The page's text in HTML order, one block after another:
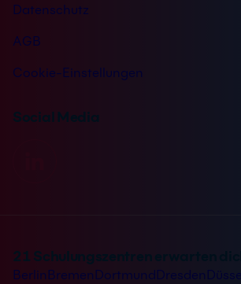
Datenschutz
AGB
Cookie-Einstellungen
Social Media
21 Schulungszentren erwarten dich
Berlin Bremen Dortmund